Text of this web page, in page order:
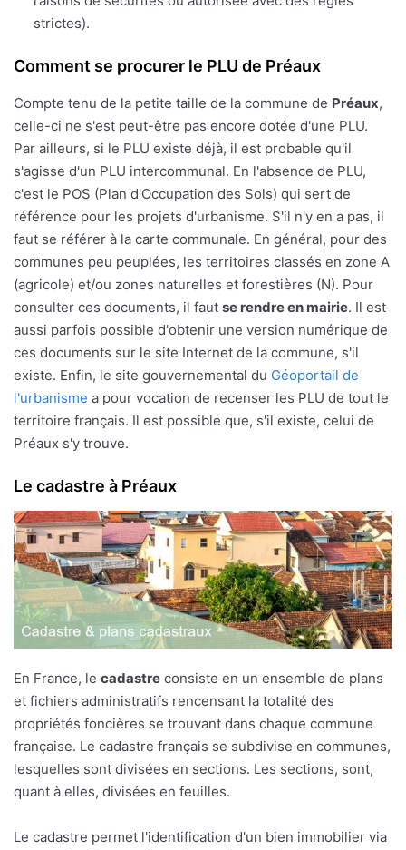
strictes).
Comment se procurer le PLU de Préaux
Compte tenu de la petite taille de la commune de Préaux,
celle-ci ne s'est peut-être pas encore dotée d'une PLU.
Par ailleurs, si le PLU existe déjà, il est probable qu'il
s'agisse d'un PLU intercommunal. En l'absence de PLU,
c'est le POS (Plan d'Occupation des Sols) qui sert de
référence pour les projets d'urbanisme. S'il n'y en a pas, il
faut se référer à la carte communale. En général, pour des
communes peu peuplées, les territoires classés en zone A
(agricole) et/ou zones naturelles et forestières (N). Pour
consulter ces documents, il faut se rendre en mairie. Il est
aussi parfois possible d'obtenir une version numérique de
ces documents sur le site Internet de la commune, s'il
existe. Enfin, le site gouvernemental du Géoportail de
l'urbanisme a pour vocation de recenser les PLU de tout le
territoire français. Il est possible que, s'il existe, celui de
Préaux s'y trouve.
Le cadastre à Préaux
En France, le cadastre consiste en un ensemble de plans
et fichiers administratifs rencensant la totalité des
propriétés foncières se trouvant dans chaque commune
française. Le cadastre français se subdivise en communes,
lesquelles sont divisées en sections. Les sections, sont,
quant à elles, divisées en feuilles.
Le cadastre permet l'identification d'un bien immobilier via